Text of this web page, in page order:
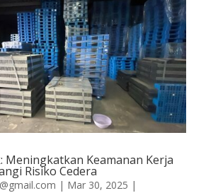
Meningkatkan Keamanan Kerja
Risiko Cedera
| Mar 30, 2025 |